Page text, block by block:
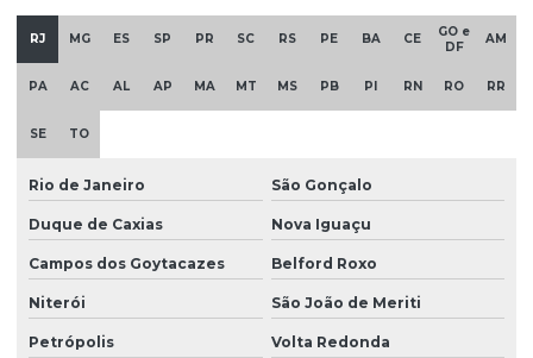
Distribuidora de biscoitos sp
Distribuidora de bolachas e biscoitos
Distribuidora de bolachas e biscoitos sp
Distribuidora de bolachas em sachê
Distribuidora para empresas
Distribuidora de material de escritorio
Distribuidora de material de limpeza e escritorio
Distribuidora de mercadorias
RJ MG ES SP PR SC RS PE BA CE
GO e
DF
AM
PA AC AL AP MA MT MS PB PI RN RO RR
SE TO
Rio de Janeiro São Gonçalo
Duque de Caxias Nova Iguaçu
Campos dos Goytacazes Belford Roxo
Niterói São João de Meriti
Petrópolis Volta Redonda